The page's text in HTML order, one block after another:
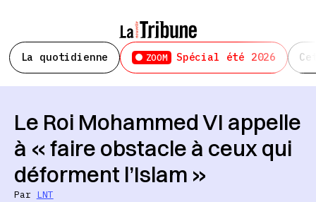
La quotidienne ZOOM Spécial été 2026
Le Roi Mohammed VI appelle
à « faire obstacle à ceux qui
déforment l’Islam »
Par LNT